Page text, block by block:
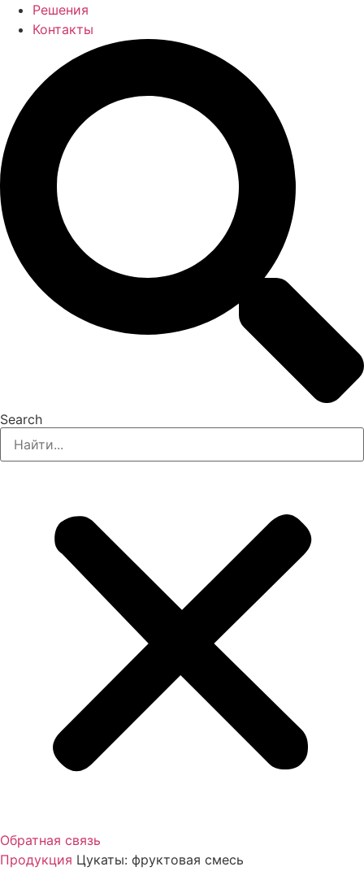
Решения
Контакты
Search
Обратная связь
Продукция Цукаты: фруктовая смесь